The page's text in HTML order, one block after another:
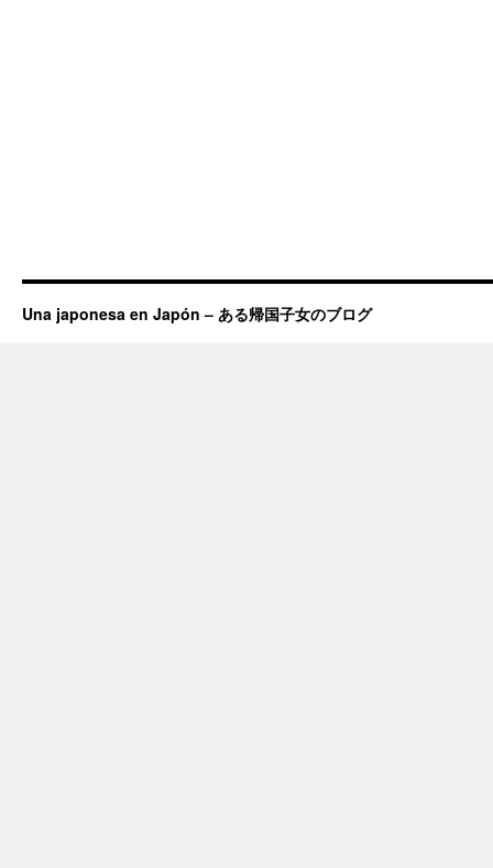
Una japonesa en Japón – ある帰国子女のブログ